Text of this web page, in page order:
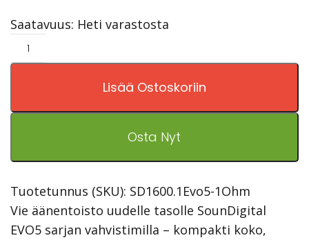
Saatavuus: Heti varastosta
Lisää Ostoskoriin
Osta Nyt
Tuotetunnus (SKU): SD1600.1Evo5-1Ohm
Vie äänentoisto uudelle tasolle SounDigital
EVO5 sarjan vahvistimilla – kompakti koko,